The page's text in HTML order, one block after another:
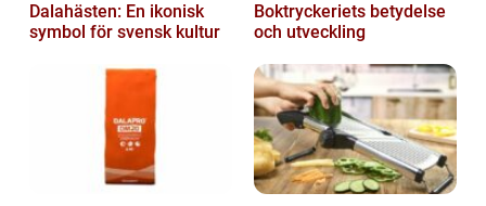
Dalahästen: En ikonisk
symbol för svensk kultur
Boktryckeriets betydelse
och utveckling